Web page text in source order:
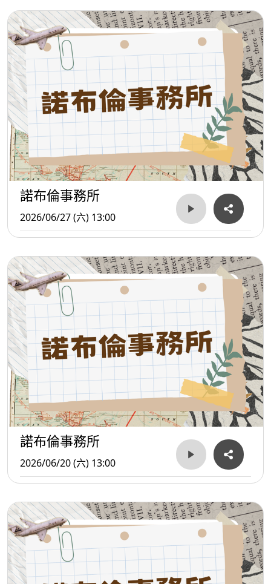
諾布倫事務所
2026/06/27 (六) 13:00
諾布倫事務所
2026/06/20 (六) 13:00